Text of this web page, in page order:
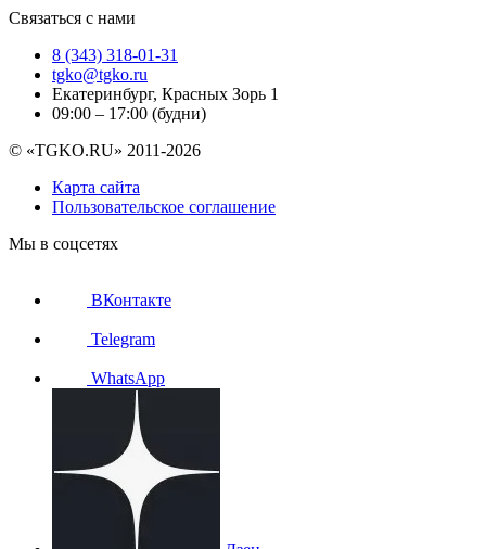
Связаться с нами
8 (343) 318-01-31
tgko@tgko.ru
Екатеринбург, Красных Зорь 1
09:00 – 17:00 (будни)
© «TGKO.RU» 2011-2026
Карта сайта
Пользовательское соглашение
Мы в соцсетях
ВКонтакте
Telegram
WhatsApp